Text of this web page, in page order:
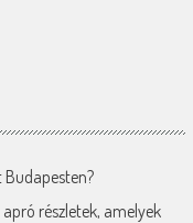
részletek, amelyek